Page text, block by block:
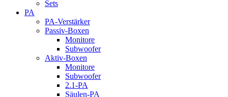
Sets
PA
PA-Verstärker
Passiv-Boxen
Monitore
Subwoofer
Aktiv-Boxen
Monitore
Subwoofer
2.1-PA
Säulen-PA